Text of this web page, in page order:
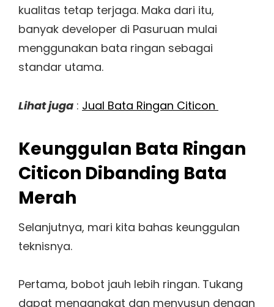
kualitas tetap terjaga. Maka dari itu,
banyak developer di Pasuruan mulai
menggunakan bata ringan sebagai
standar utama.
Lihat juga : Jual Bata Ringan Citicon
Keunggulan Bata Ringan
Citicon Dibanding Bata
Merah
Selanjutnya, mari kita bahas keunggulan
teknisnya.
Pertama, bobot jauh lebih ringan. Tukang
dapat mengangkat dan menyusun dengan